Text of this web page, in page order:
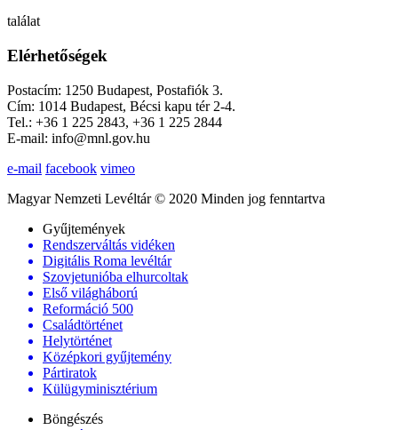
találat
Elérhetőségek
Postacím: 1250 Budapest, Postafiók 3.
Cím: 1014 Budapest, Bécsi kapu tér 2-4.
Tel.: +36 1 225 2843, +36 1 225 2844
E-mail: info@mnl.gov.hu
e-mail facebook vimeo
Magyar Nemzeti Levéltár © 2020 Minden jog fenntartva
Gyűjtemények
Rendszerváltás vidéken
Digitális Roma levéltár
Szovjetunióba elhurcoltak
Első világháború
Reformáció 500
Családtörténet
Helytörténet
Középkori gyűjtemény
Pártiratok
Külügyminisztérium
Böngészés